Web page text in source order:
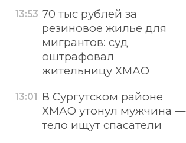
13:53 70 тыс рублей за
резиновое жилье для
мигрантов: суд
оштрафовал
жительницу ХМАО
13:01 В Сургутском районе
ХМАО утонул мужчина —
тело ищут спасатели